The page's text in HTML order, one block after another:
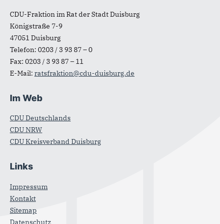
CDU-Fraktion im Rat der Stadt Duisburg
Königstraße 7-9
47051 Duisburg
Telefon: 0203 / 3 93 87 – 0
Fax: 0203 / 3 93 87 – 11
E-Mail: ratsfraktion@cdu-duisburg.de
Im Web
CDU Deutschlands
CDU NRW
CDU Kreisverband Duisburg
Links
Impressum
Kontakt
Sitemap
Datenschutz